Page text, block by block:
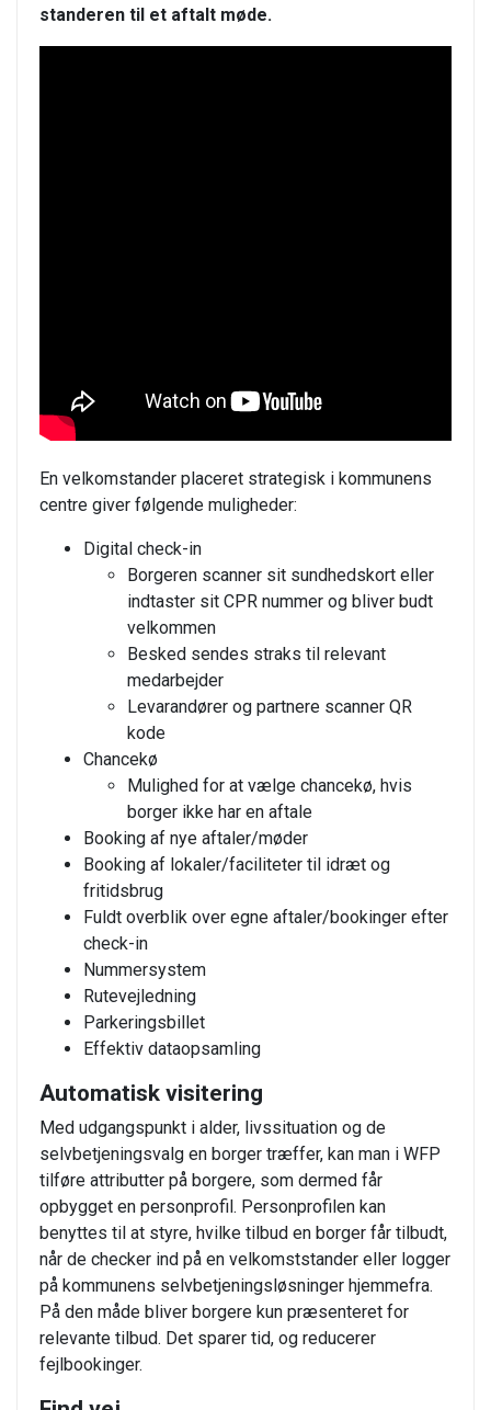
standeren til et aftalt møde.
En velkomstander placeret strategisk i kommunens
centre giver følgende muligheder:
Digital check-in
Borgeren scanner sit sundhedskort eller
indtaster sit CPR nummer og bliver budt
velkommen
Besked sendes straks til relevant
medarbejder
Levarandører og partnere scanner QR
kode
Chancekø
Mulighed for at vælge chancekø, hvis
borger ikke har en aftale
Booking af nye aftaler/møder
Booking af lokaler/faciliteter til idræt og
fritidsbrug
Fuldt overblik over egne aftaler/bookinger efter
check-in
Nummersystem
Rutevejledning
Parkeringsbillet
Effektiv dataopsamling
Automatisk visitering
Med udgangspunkt i alder, livssituation og de
selvbetjeningsvalg en borger træffer, kan man i WFP
tilføre attributter på borgere, som dermed får
opbygget en personprofil. Personprofilen kan
benyttes til at styre, hvilke tilbud en borger får tilbudt,
når de checker ind på en velkomststander eller logger
på kommunens selvbetjeningsløsninger hjemmefra.
På den måde bliver borgere kun præsenteret for
relevante tilbud. Det sparer tid, og reducerer
fejlbookinger.